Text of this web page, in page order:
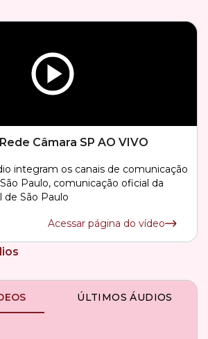
Câmara SP AO VIVO
integram os canais de comunicação
Paulo, comunicação oficial da
de São Paulo
Acessar página do vídeo
ÚLTIMOS ÁUDIOS